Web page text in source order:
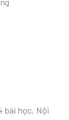
bài học. Nội